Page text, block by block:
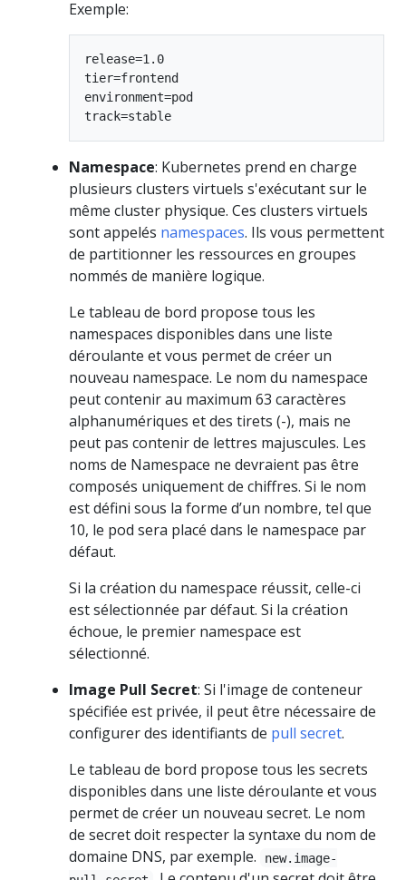
Exemple:
release=1.0
tier=frontend
environment=pod
Namespace: Kubernetes prend en charge
plusieurs clusters virtuels s'exécutant sur le
même cluster physique. Ces clusters virtuels
sont appelés namespaces. Ils vous permettent
de partitionner les ressources en groupes
nommés de manière logique.
Le tableau de bord propose tous les
namespaces disponibles dans une liste
déroulante et vous permet de créer un
nouveau namespace. Le nom du namespace
peut contenir au maximum 63 caractères
alphanumériques et des tirets (-), mais ne
peut pas contenir de lettres majuscules. Les
noms de Namespace ne devraient pas être
composés uniquement de chiffres. Si le nom
est défini sous la forme d’un nombre, tel que
10, le pod sera placé dans le namespace par
défaut.
Si la création du namespace réussit, celle-ci
est sélectionnée par défaut. Si la création
échoue, le premier namespace est
sélectionné.
Image Pull Secret: Si l'image de conteneur
spécifiée est privée, il peut être nécessaire de
configurer des identifiants de pull secret.
Le tableau de bord propose tous les secrets
disponibles dans une liste déroulante et vous
permet de créer un nouveau secret. Le nom
de secret doit respecter la syntaxe du nom de
domaine DNS, par exemple.
new.image-